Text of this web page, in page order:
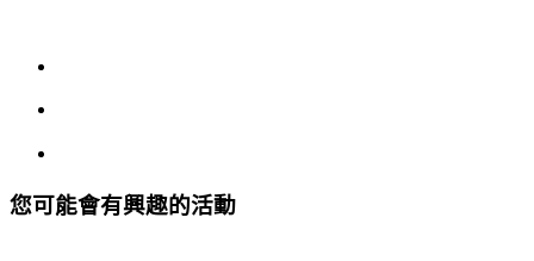
您可能會有興趣的活動